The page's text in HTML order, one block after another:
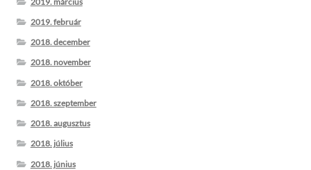
2019. február
2018. december
2018. november
2018. október
2018. szeptember
2018. augusztus
2018. július
2018. június